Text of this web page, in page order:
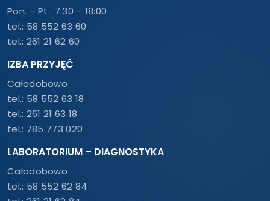
Pon. – Pt.: 7:30 – 18:00
tel.: 58 552 63 60
tel.: 261 21 62 60
IZBA PRZYJĘĆ
Całodobowo
tel.: 58 552 63 18
tel.: 261 21 63 18
tel.: 785 773 020
LABORATORIUM – DIAGNOSTYKA
Całodobowo
tel.: 58 552 62 84